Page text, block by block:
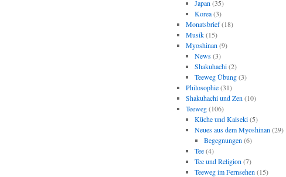
Japan (35)
Korea(3)
Monatsbrief(18)
Musik(15)
Myoshinan (9)
News(3)
Shakuhachi(2)
Teeweg Übung(3)
Philosophie(31)
Shakuhachi und Zen (10)
Teeweg(106)
Küche und Kaiseki(5)
Neues aus dem Myoshinan (29)
Begegnungen (6)
Tee(4)
Tee und Religion (7)
Teeweg im Fernsehen (15)